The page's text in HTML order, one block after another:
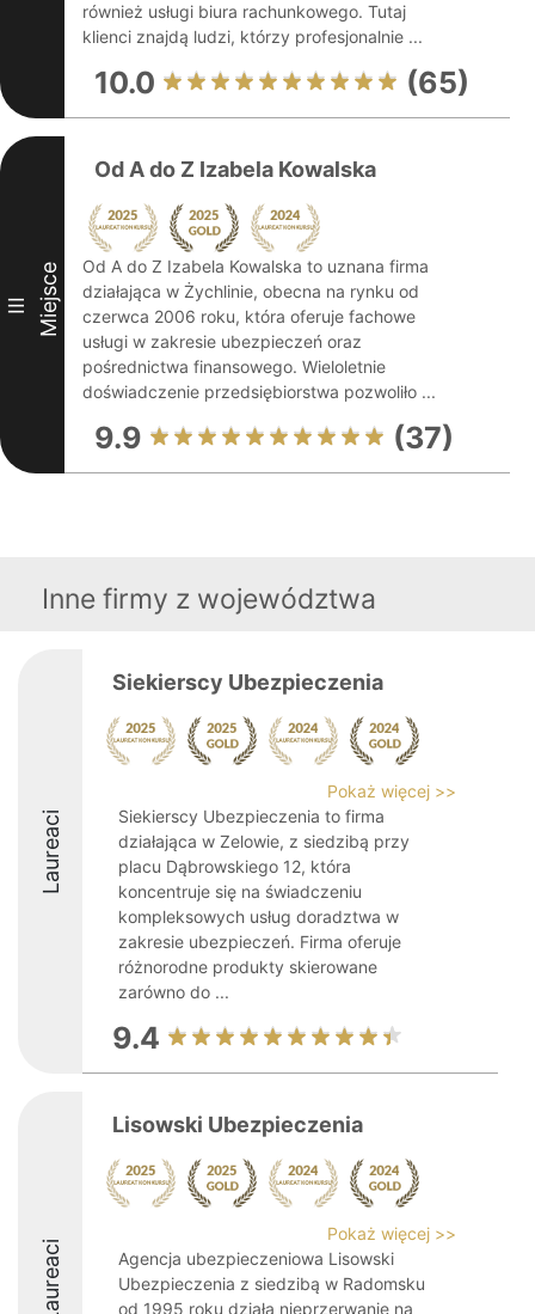
również usługi biura rachunkowego. Tutaj
klienci znajdą ludzi, którzy profesjonalnie ...
10.0 (65)
III Miejsce
Od A do Z Izabela Kowalska
Od A do Z Izabela Kowalska to uznana firma
działająca w Żychlinie, obecna na rynku od
czerwca 2006 roku, która oferuje fachowe
usługi w zakresie ubezpieczeń oraz
pośrednictwa finansowego. Wieloletnie
doświadczenie przedsiębiorstwa pozwoliło ...
9.9 (37)
Inne firmy z województwa
Laureaci
Siekierscy Ubezpieczenia
Pokaż więcej >>
Siekierscy Ubezpieczenia to firma
działająca w Zelowie, z siedzibą przy
placu Dąbrowskiego 12, która
koncentruje się na świadczeniu
kompleksowych usług doradztwa w
zakresie ubezpieczeń. Firma oferuje
różnorodne produkty skierowane
zarówno do ...
9.4
Laureaci
Lisowski Ubezpieczenia
Pokaż więcej >>
Agencja ubezpieczeniowa Lisowski
Ubezpieczenia z siedzibą w Radomsku
od 1995 roku działa nieprzerwanie na